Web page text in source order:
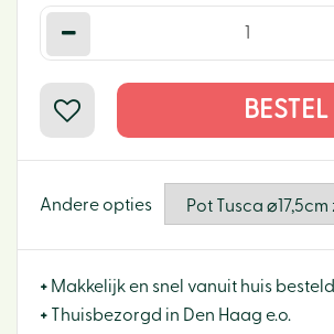
Andere opties
+ Makkelijk en snel vanuit huis besteld
+ Thuisbezorgd in Den Haag e.o.